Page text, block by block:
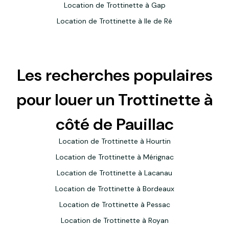
Location de Trottinette à Gap
Location de Trottinette à Ile de Ré
Les recherches populaires
pour louer un Trottinette à
côté de Pauillac
Location de Trottinette à Hourtin
Location de Trottinette à Mérignac
Location de Trottinette à Lacanau
Location de Trottinette à Bordeaux
Location de Trottinette à Pessac
Location de Trottinette à Royan